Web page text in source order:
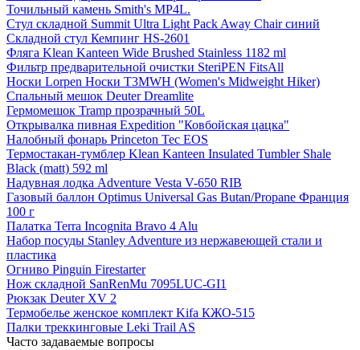
Точильный камень Smith's MP4L.
Стул складной Summit Ultra Light Pack Away Сhair синий
Складной стул Кемпинг HS-2601
Фляга Klean Kanteen Wide Brushed Stainless 1182 ml
Фильтр предварительной очистки SteriPEN FitsAll
Носки Lorpen Носки T3MWH (Women's Midweight Hiker)
Спальный мешок Deuter Dreamlite
Гермомешок Tramp прозрачный 50L
Открывалка пивная Expedition "Ковбойская цацка"
Налобный фонарь Princeton Tec EOS
Термостакан-тумблер Klean Kanteen Insulated Tumbler Shale
Black (matt) 592 ml
Надувная лодка Adventure Vesta V-650 RIB
Газовый баллон Optimus Universal Gas Butan/Propane Франция
100 г
Палатка Terra Incognita Bravo 4 Alu
Набор посуды Stanley Adventure из нержавеющей стали и
пластика
Огниво Pinguin Firestarter
Нож складной SanRenMu 7095LUC-GI1
Рюкзак Deuter XV 2
Термобелье женское комплект Kifa КЖО-515
Палки треккинговые Leki Trail AS
Часто задаваемые вопросы